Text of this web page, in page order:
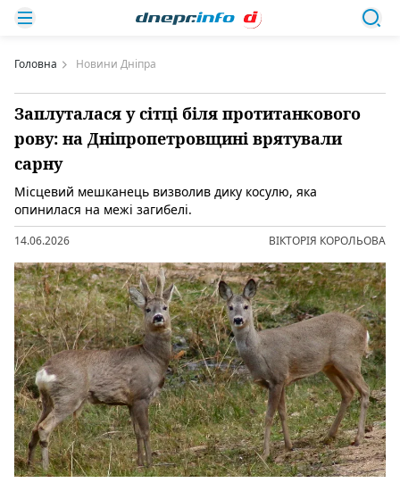
Головна Новини Дніпра
Заплуталася у сітці біля протитанкового
рову: на Дніпропетровщині врятували
сарну
Місцевий мешканець визволив дику косулю, яка
опинилася на межі загибелі.
14.06.2026 ВІКТОРІЯ КОРОЛЬОВА